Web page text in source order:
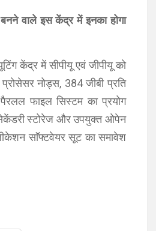
वाले इस केंद्र में इनका होगा
केंद्र में सीपीयू एवं जीपीयू को
नोड्स, 384 जीबी प्रति
फाइल सिस्टम का प्रयोग
स्टोरेज और उपयुक्त ओपेन
साॅफ्टवेयर सूट का समावेश